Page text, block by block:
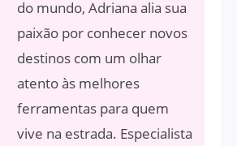
do mundo, Adriana alia sua
paixão por conhecer novos
destinos com um olhar
atento às melhores
ferramentas para quem
vive na estrada. Especialista